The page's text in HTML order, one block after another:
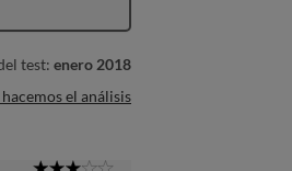
test: enero 2018
el análisis